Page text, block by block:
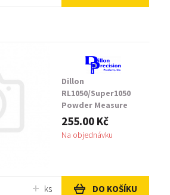
Dillon
RL1050/Super1050
Powder Measure
Assembly Powder Bar
Insert, Small
255.00 Kč
Na objednávku
ks DO KOŠÍKU